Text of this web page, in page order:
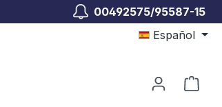
00492575/95587-15
Español
El